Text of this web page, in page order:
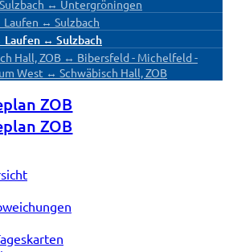
↔ Untergröningen
↔ Sulzbach
Laufen ↔ Sulzbach
Hall, ZOB ↔ Bibersfeld - Michelfeld -
West ↔ Schwäbisch Hall, ZOB
ZOB
ZOB